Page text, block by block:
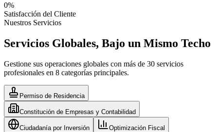
0%
Satisfacción del Cliente
Nuestros Servicios
Servicios Globales, Bajo un Mismo Techo
Gestione sus operaciones globales con más de 30 servicios
profesionales en 8 categorías principales.
Permiso de Residencia
Constitución de Empresas y Contabilidad
Ciudadanía por Inversión Optimización Fiscal